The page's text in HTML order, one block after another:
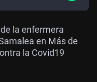
la enfermera
en Más de
la Covid19